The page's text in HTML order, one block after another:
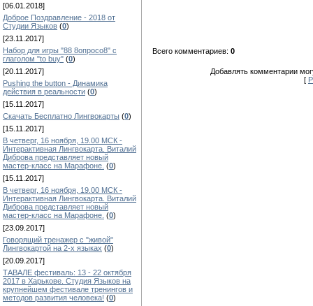
[06.01.2018]
Доброе Поздравление - 2018 от
Студии Языков (0)
[23.11.2017]
Набор для игры "88 8опросо8" с
глаголом "to buy" (0)
[20.11.2017]
Pushing the button - Динамика
действия в реальности (0)
[15.11.2017]
Скачать Бесплатно Лингвокарты (0)
[15.11.2017]
В четверг, 16 ноября, 19.00 МСК -
Интерактивная Лингвокарта. Виталий
Диброва представляет новый
мастер-класс на Марафоне. (0)
[15.11.2017]
В четверг, 16 ноября, 19.00 МСК -
Интерактивная Лингвокарта. Виталий
Диброва представляет новый
мастер-класс на Марафоне. (0)
[23.09.2017]
Говорящий тренажер с "живой"
Лингвокартой на 2-х языках (0)
[20.09.2017]
ТАВАЛЕ фестиваль: 13 - 22 октября
2017 в Харькове. Студия Языков на
крупнейшем фестивале тренингов и
методов развития человека! (0)
Всего комментариев: 0
Добавлять комментарии
[